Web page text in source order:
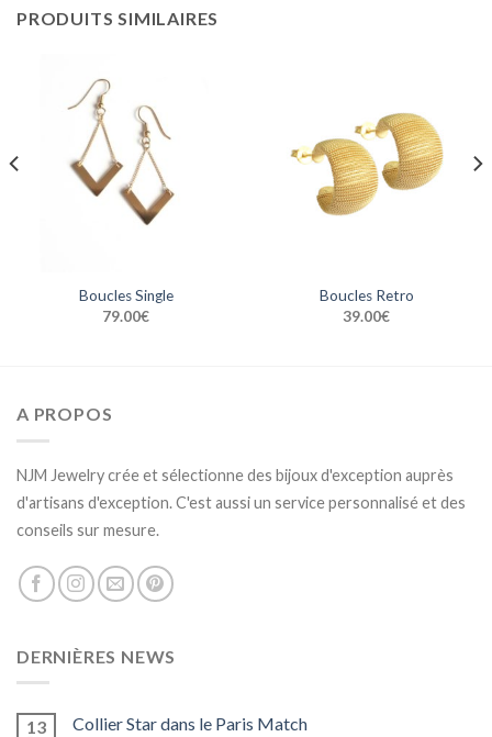
PRODUITS SIMILAIRES
Boucles Single
79.00€
Boucles Retro
39.00€
A PROPOS
NJM Jewelry crée et sélectionne des bijoux d'exception auprès
d'artisans d'exception. C'est aussi un service personnalisé et des
conseils sur mesure.
DERNIÈRES NEWS
13 Collier Star dans le Paris Match